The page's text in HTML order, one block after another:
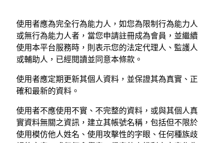
使用者應為完全行為能力人，如您為限制行為能力人
或無行為能力人者，當您申請註冊成為會員，並繼續
使用本平台服務時，則表示您的法定代理人、監護人
或輔助人，已經閱讀並同意本條款。
使用者應定期更新其個人資料，並保證其為真實、正
確和最新的資料。
使用者不應使用不實、不完整的資料，或與其個人真
實資料無關之資訊，建立其帳號名稱，包括但不限於
使用模仿他人姓名、使用攻擊性的字眼、任何種族歧